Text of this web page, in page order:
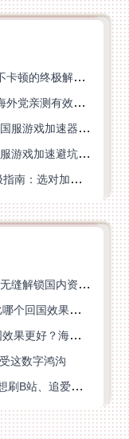
在英国打激战2卡吗？海外党国服游戏不卡顿的终极解决方案
放开那三国3海外加速器测评怎么过？海外党亲测有效的国服游戏加速指南
英国怎么玩巅峰战舰不卡顿？海外玩家国服游戏加速器终极指南
印尼的人怎么玩战双帕弥什？海外党国服游戏加速避坑指南
在美国玩天涯明月刀总卡顿？2026终极指南：选对加速器让你丝滑连招
海外党必看：如何选对回国翻墙VPN，无缝解锁国内资源？
ChickCN VPN好用吗？和海牛VPN对比哪个回国效果更好？
ChickCN VPN和当归VPN对比哪个回国效果更好？海外党亲测后选了它
这数字鸿沟
Quickback和巨鲸好用吗？在海外深夜想刷B站、追爱奇艺的你，或许正需要这份答案